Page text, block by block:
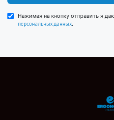
Нажимая на кнопку отправить я
персональных данных.